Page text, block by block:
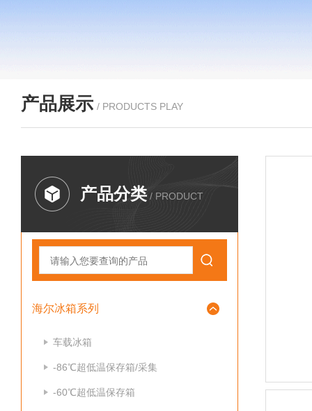
产品展示 / PRODUCTS PLAY
产品分类 / PRODUCT
海尔冰箱系列
车载冰箱
-86℃超低温保存箱/采集
-60℃超低温保存箱